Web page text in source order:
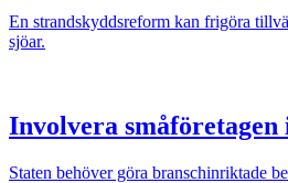
En strandskyddsreform kan frigöra
sjöar.
Involvera
Staten behöver göra branschinriktade